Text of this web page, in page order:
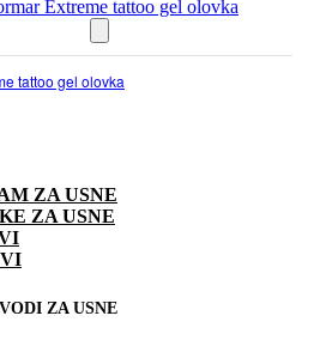
tattoo gel olovka
ZA USNE
ZA USNE
ZA USNE